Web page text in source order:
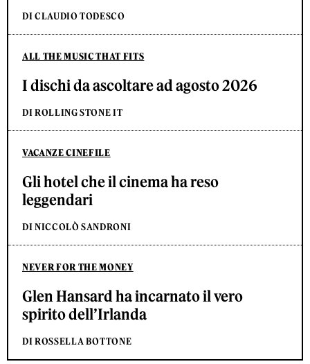
DI CLAUDIO TODESCO
ALL THE MUSIC THAT FITS
I dischi da ascoltare ad agosto 2026
DI ROLLING STONE IT
VACANZE CINEFILE
Gli hotel che il cinema ha reso
leggendari
DI NICCOLÒ SANDRONI
NEVER FOR THE MONEY
Glen Hansard ha incarnato il vero
spirito dell’Irlanda
DI ROSSELLA BOTTONE